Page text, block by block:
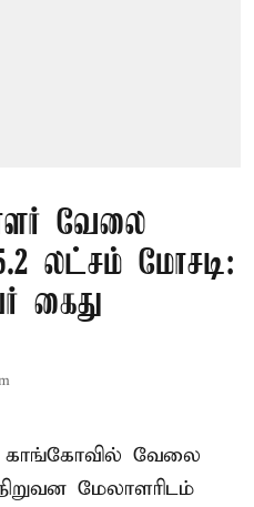
வேலை
லட்சம் மோசடி:
கைது
காங்கோவில் வேலை
மேலாளரிடம்